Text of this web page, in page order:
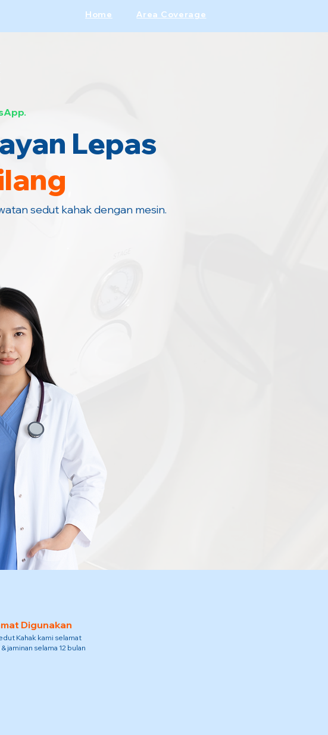
Home Area Coverage
Lepas
sedut kahak dengan mesin.
Digunakan
Kahak kami selamat
jaminan selama 12 bulan